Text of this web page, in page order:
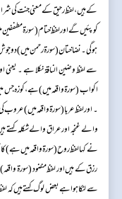
کے ہیں ، لفظ رحیق کے معنی جنت کی
کو پئیں گے اور لفظ ختام ( سورۃ
ہوگی ۔ نضاختان ( سورۃ رحمن میں ) دو
سے لفظ وضین الناقۃ نکلا ہے ۔ یعنی
اکواب ( سورۃ واقعہ میں ) ہے ، کوزہ جس میں
۔ اور لفظ عربا ( سورۃ واقعہ میں )
والے غنجہ اور عراق والے شکلہ کہتے
نے کہا لفظ روح ( سورۃ واقعہ میں ہے )
رزق کے ہیں اور لفظ منضود ( سورۃ
سے لٹکا ہوا ہے بعض لوگ کہتے ہیں کہ